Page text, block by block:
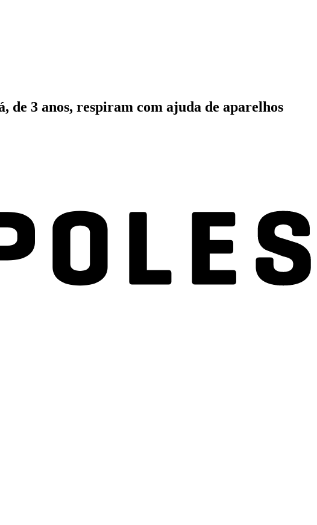
de 3 anos, respiram com ajuda de aparelhos